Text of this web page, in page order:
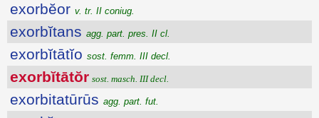
exorbĕor v. tr. II coniug.
exorbĭtans agg. part. pres. II cl.
exorbĭtātĭo sost. femm. III decl.
exorbĭtātŏr sost. masch. III decl.
exorbitatūrūs agg. part. fut.